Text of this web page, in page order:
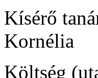
Kísérő
Kornélia
Költség